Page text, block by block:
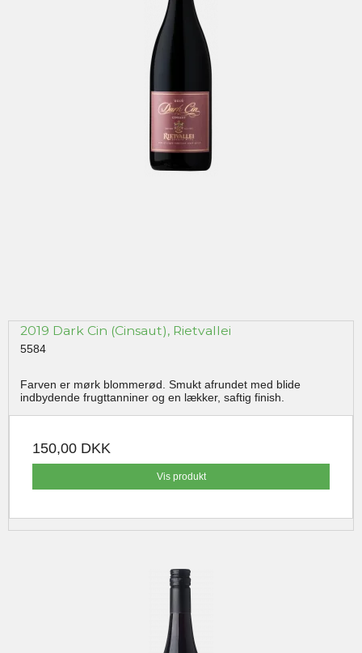
2019 Dark Cin (Cinsaut), Rietvallei
5584
Farven er mørk blommerød. Smukt afrundet med blide
indbydende frugttanniner og en lækker, saftig finish.
150,00 DKK
Vis produkt